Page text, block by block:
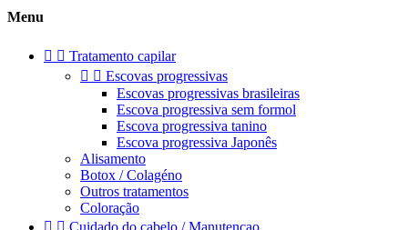
Menu
  Tratamento capilar
  Escovas progressivas
Escovas progressivas brasileiras
Escova progressiva sem formol
Escova progressiva tanino
Escova progressiva Japonês
Alisamento
Botox / Colagéno
Outros tratamentos
Coloração
  Cuidado do cabelo / Manutencao